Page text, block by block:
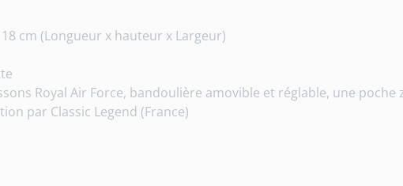
cm (Longueur x hauteur x Largeur)
Royal Air Force, bandoulière amovible et réglable, une poche
par Classic Legend (France)